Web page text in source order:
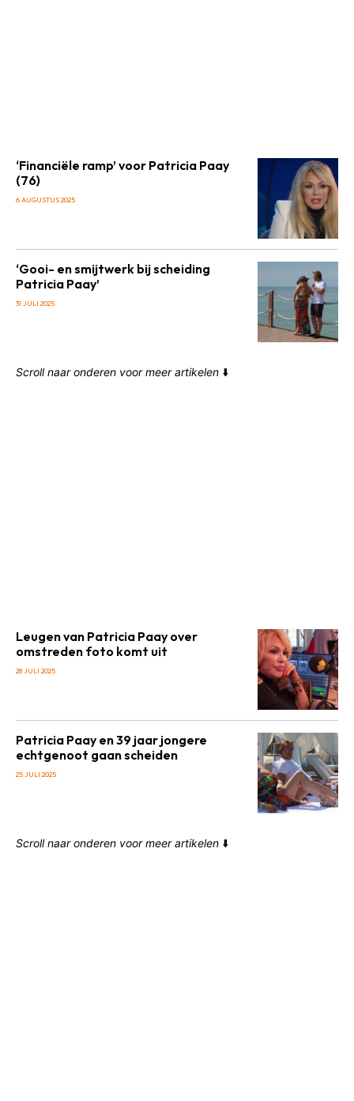
‘Financiële ramp’ voor Patricia Paay
(76)
6 AUGUSTUS 2025
‘Gooi- en smijtwerk bij scheiding
Patricia Paay’
31 JULI 2025
Scroll naar onderen voor meer artikelen ⬇️
Leugen van Patricia Paay over
omstreden foto komt uit
28 JULI 2025
Patricia Paay en 39 jaar jongere
echtgenoot gaan scheiden
25 JULI 2025
Scroll naar onderen voor meer artikelen ⬇️